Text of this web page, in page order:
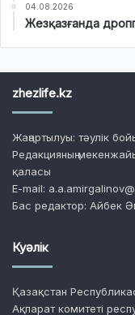
04.08.2026
Жезқазғанда
zhezlife.kz
Жаңартылуы: тәулік
Редакцияның
қаласы
E-mail:
Бас редактор: Айбек
Куәлік
Қазақстан
Ақпарат комитеті